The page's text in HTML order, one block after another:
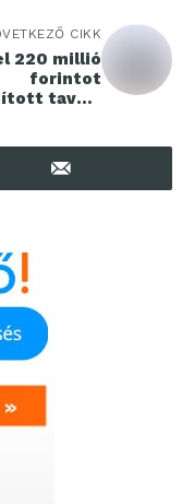
CIKK
220 millió
forintot
tavaly
SPAR